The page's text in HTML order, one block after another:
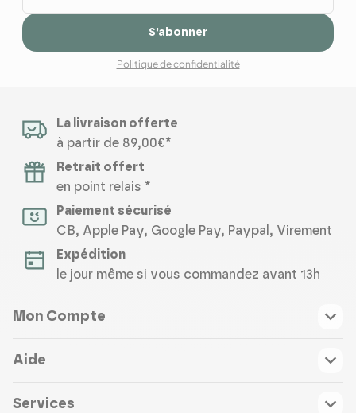
S’abonner
Politique de confidentialité
La livraison offerte
à partir de 89,00€*
Retrait offert
en point relais *
Paiement sécurisé
CB, Apple Pay, Google Pay, Paypal, Virement
Expédition
le jour même si vous commandez avant 13h
Mon Compte
Aide
Services